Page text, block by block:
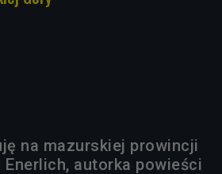
na mazurskiej prowincji
Enerlich, autorka powieści